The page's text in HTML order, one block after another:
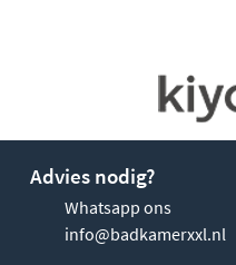
Advies nodig?
Whatsapp ons
info@badkamerxxl.nl